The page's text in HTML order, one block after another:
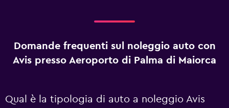
Domande frequenti sul noleggio auto con
Avis presso Aeroporto di Palma di Maiorca
Qual è la tipologia di auto a noleggio Avis